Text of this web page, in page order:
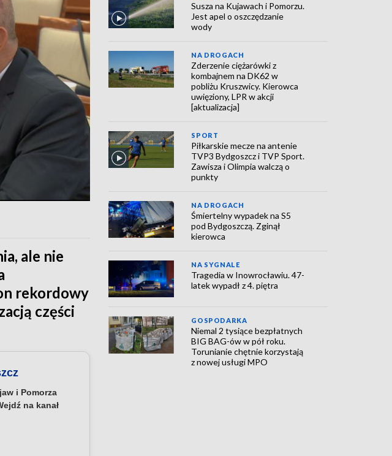
ale nie
rekordowy
części
i Pomorza
na kanał
Susza na Kujawach i Pomorzu.
Jest apel o oszczędzanie
wody
NA DROGACH
Zderzenie ciężarówki z
kombajnem na DK62 w
pobliżu Kruszwicy. Kierowca
uwięziony, LPR w akcji
[aktualizacja]
SPORT
Piłkarskie mecze na antenie
TVP3 Bydgoszcz i TVP Sport.
Zawisza i Olimpia walczą o
punkty
NA DROGACH
Śmiertelny wypadek na S5
pod Bydgoszczą. Zginął
kierowca
NA SYGNALE
Tragedia w Inowrocławiu. 47-
latek wypadł z 4. piętra
GOSPODARKA
Niemal 2 tysiące bezpłatnych
BIG BAG-ów w pół roku.
Torunianie chętnie korzystają
z nowej usługi MPO